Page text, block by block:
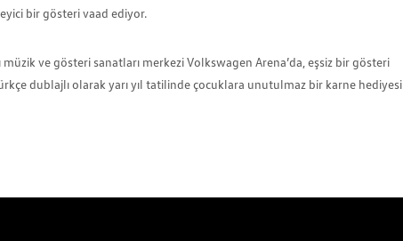
bir gösteri vaad ediyor.
ve gösteri sanatları merkezi Volkswagen Arena’da, eşsiz bir gösteri
dublajlı olarak yarı yıl tatilinde çocuklara unutulmaz bir karne hediyesi